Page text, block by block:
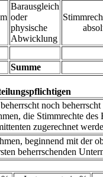
Barausgleich
oder
physische
Abwicklung
Summe
noch beherrscht
die Stimmrechte des
zugerechnet
beginnend mit der
beherrschenden